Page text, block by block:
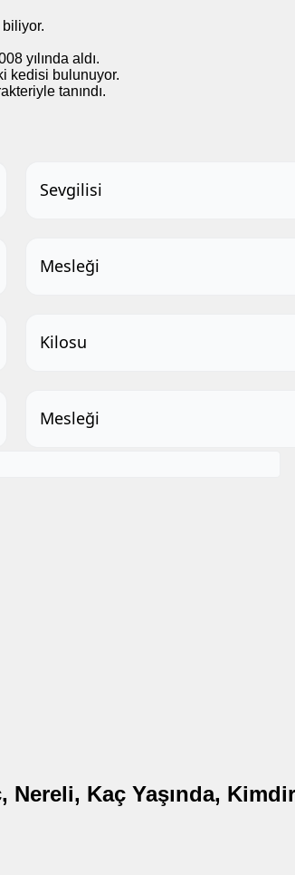
biliyor.
yılında aldı.
kedisi bulunuyor.
tanındı.
Sevgilisi
Mesleği
Kilosu
Mesleği
Nereli, Kaç Yaşında,